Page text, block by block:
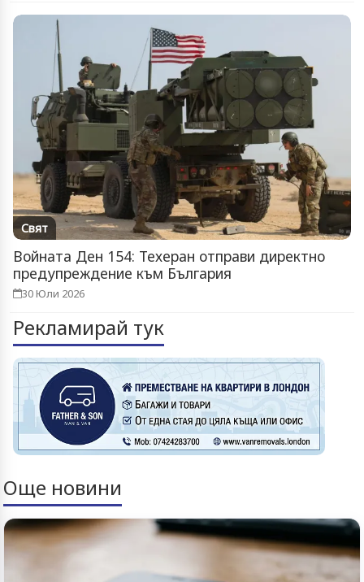
Свят
Войната Ден 154: Техеран отправи директно
предупреждение към България
30 Юли 2026
Рекламирай тук
Още новини